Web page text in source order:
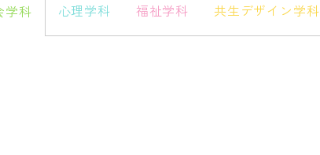
学科 心理学科 福祉学科 共生デザイン学科